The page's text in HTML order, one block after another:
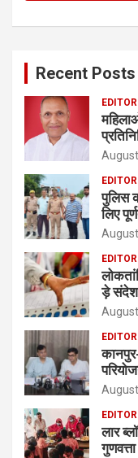
Recent Posts
पुलिस
लिए
ड़े संदेश
लार